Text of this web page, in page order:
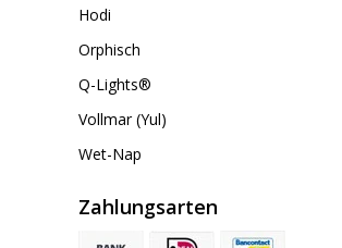
Hodi
Orphisch
Q-Lights®
Vollmar (Yul)
Wet-Nap
Zahlungsarten